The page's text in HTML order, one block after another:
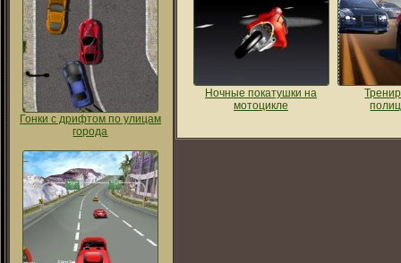
Гонки с дрифтом по улицам
города
Ночные покатушки на
мотоцикле